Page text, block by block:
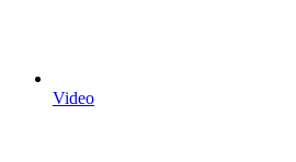
Video